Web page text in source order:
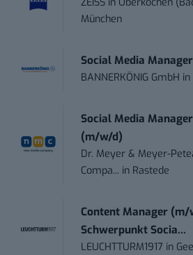
München
Social Media
BANNERKÖNIG GmbH in
Social Media
(m/w/d)
Dr. Meyer & Meyer-
Compa... in Rastede
Content Manager
Schwerpunkt Socia...
LEUCHTTURM1917 in